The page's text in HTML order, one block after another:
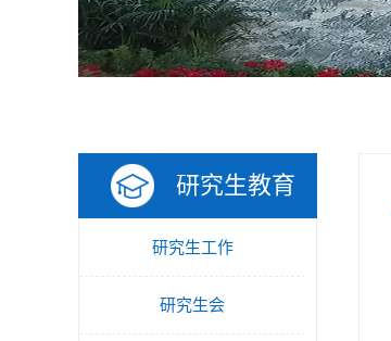
研究生教育
研究生工作
研究生会